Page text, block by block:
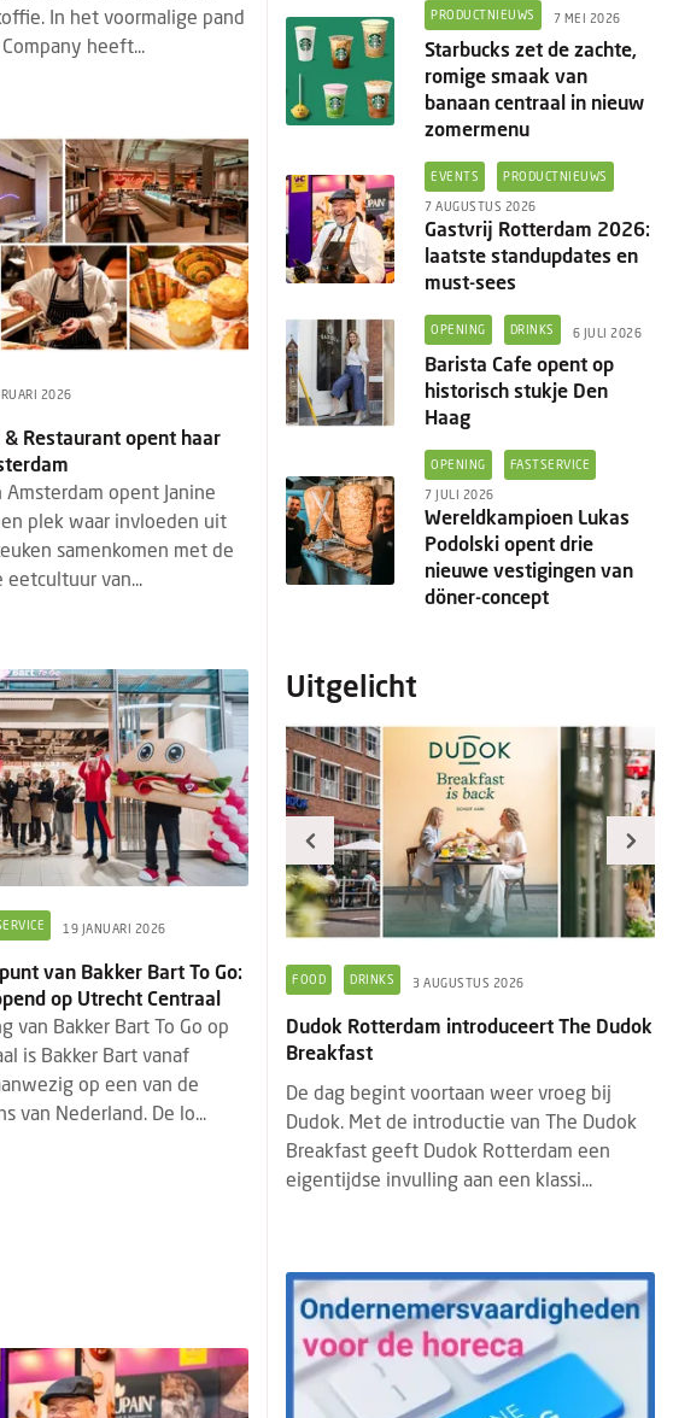
In het voormalige pand
heeft...
2026
& Restaurant opent haar
opent Janine
plek waar invloeden uit
samenkomen met de
eetcultuur van...
19 JANUARI 2026
van Bakker Bart To Go:
op Utrecht Centraal
van Bakker Bart To Go op
is Bakker Bart vanaf
op een van de
van Nederland. De lo...
PRODUCTNIEUWS 7 MEI 2026
Starbucks zet de zachte,
romige smaak van
banaan centraal in nieuw
zomermenu
EVENTS PRODUCTNIEUWS
7 AUGUSTUS 2026
Gastvrij Rotterdam 2026:
laatste standupdates en
must-sees
OPENING DRINKS 6 JULI 2026
Barista Cafe opent op
historisch stukje Den
Haag
OPENING FASTSERVICE
7 JULI 2026
Wereldkampioen Lukas
Podolski opent drie
nieuwe vestigingen van
döner-concept
Uitgelicht
3 AUGUSTUS 2026
introduceert The Dudok
voortaan weer vroeg bij
de introductie van The Dudok
ECONOMIE FASTSERVICE 5 AUGUSTUS 2026
Aantal fastfoodzaken in 20 jaar bijna
verdubbeld
Begin 2026 waren er 19,4 duizend
fastfoodzaken. Dat is bijna een
verdubbeling ten opzichte van bijna
twintig jaar geleden: in 2007 waren het er